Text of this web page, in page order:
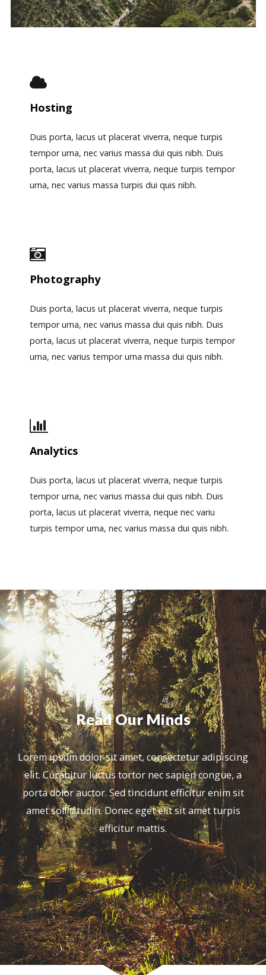
Hosting
Duis porta, lacus ut placerat viverra, neque turpis
tempor urna, nec varius massa dui quis nibh. Duis
porta, lacus ut placerat viverra, neque turpis tempor
urna, nec varius massa turpis dui quis nibh.
Photography
Duis porta, lacus ut placerat viverra, neque turpis
tempor urna, nec varius massa dui quis nibh. Duis
porta, lacus ut placerat viverra, neque turpis tempor
urna, nec varius tempor urna massa dui quis nibh.
Analytics
Duis porta, lacus ut placerat viverra, neque turpis
tempor urna, nec varius massa dui quis nibh. Duis
porta, lacus ut placerat viverra, neque nec variu
turpis tempor urna, nec varius massa dui quis nibh.
Read Our Minds
Lorem ipsum dolor sit amet, consectetur adipiscing
elit. Curabitur luctus tortor nec sapien congue, a
porta dolor auctor. Sed tincidunt efficitur enim sit
amet sollicitudin. Donec eget elit sit amet turpis
efficitur mattis.